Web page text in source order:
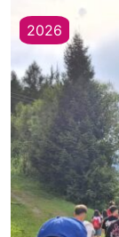
2026